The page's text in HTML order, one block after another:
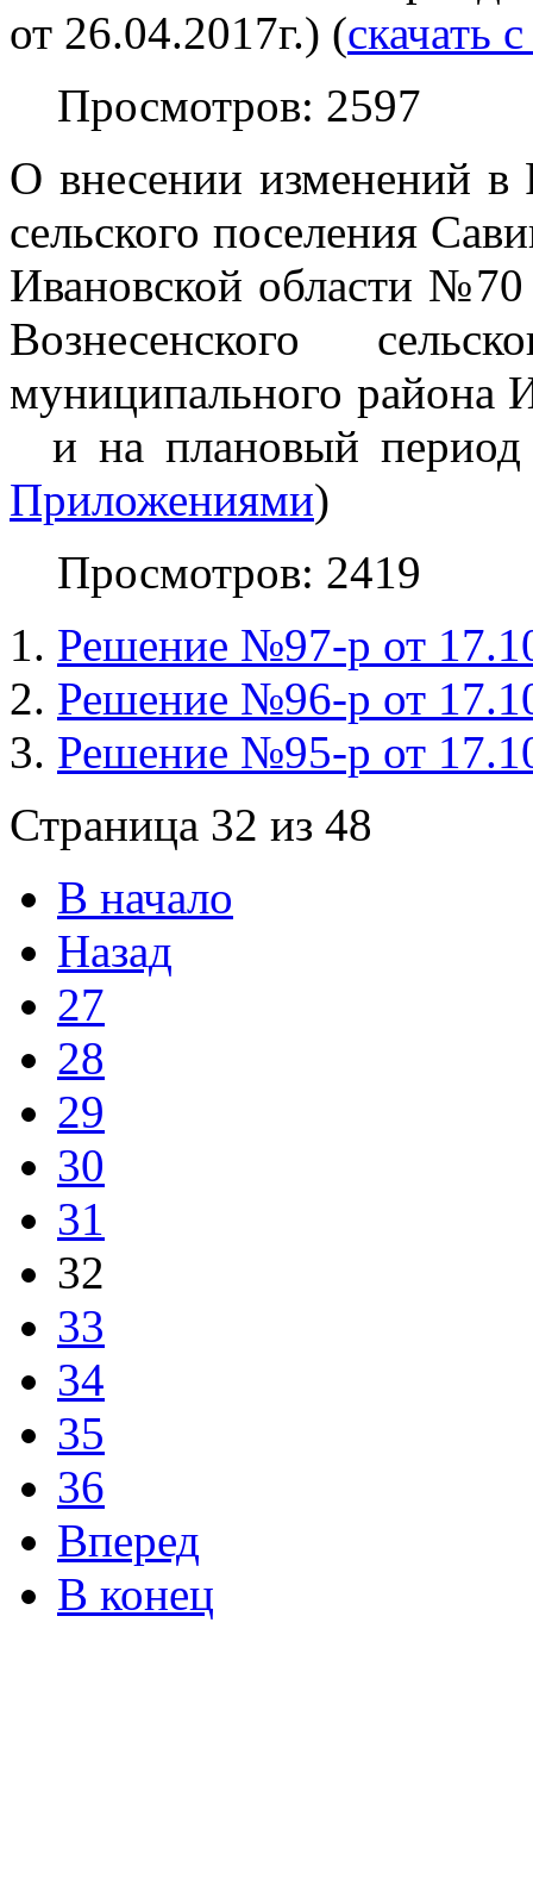
от 26.04.2017г.) (скачать
Просмотров: 2597
О внесении изменений в
сельского поселения
Ивановской области
Вознесенского
муниципального района
и на плановый
Приложениями)
Просмотров: 2419
Решение №97-р от
Решение №96-р от
Решение №95-р от
Страница 32 из 48
В начало
Назад
27
28
29
30
31
32
33
34
35
36
Вперед
В конец